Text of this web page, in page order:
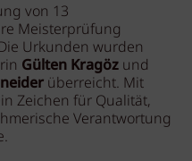
von 13
Meisterprüfung
Urkunden wurden
Gülten Kragöz und
überreicht. Mit
Zeichen für Qualität,
Verantwortung